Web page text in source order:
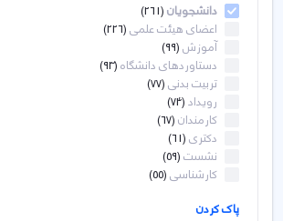
دانشجویان(261)
اعضای هیئت علمی(226)
آموزش(99)
دستاوردهای دانشگاه(93)
تربیت بدنی(77)
رویداد(74)
کارمندان(67)
دکتری(61)
نشست(59)
کارشناسی(55)
پاک کردن